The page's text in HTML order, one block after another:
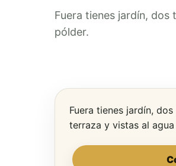
Fuera tienes jardín,
pólder.
Fuera tienes jardín,
terraza y vistas al